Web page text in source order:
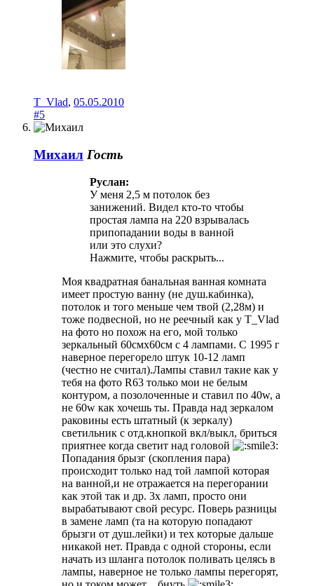
T_Vlad, 05.05.2010
#5
Михаил Гость
Руслан:
У меня 2,5 м потолок без
занижений. Видел кто-то чтобы
простая лампа на 220 взрывалась
припопадании воды в ванной
или это слухи?
Нажмите, чтобы раскрыть...
Моя квадратная банальная ванная комната
имеет простую ванну (не душ.кабинка),
потолок и того меньше чем твой (2,28м) и
тоже подвесной, но не реечный как у T_Vlad
на фото но похож на его, мой только
зеркальный 60смх60см с 4 лампами. С 1995 г
наверное перегорело штук 10-12 ламп
(честно не считал).Лампы ставил такие как у
тебя на фото R63 только мои не белым
контуром, а позолоченные и ставил по 40w, а
не 60w как хочешь ты. Правда над зеркалом
раковины есть штатный (к зеркалу)
светильник с отд.кнопкой вкл/выкл, бриться
приятнее когда светит над головой
Попадания брызг (скопления пара)
происходит только над той лампой которая
на ванной,и не отражается на перегорании
как этой так и др. 3х ламп, просто они
вырабатывают свой ресурс. Поверь разницы
в замене ламп (та на которую попадают
брызги от душ.лейки) и тех которые дальше
никакой нет. Правда с одной стороны, если
начать из шланга потолок поливать целясь в
лампы, наверное не только лампы перегорят,